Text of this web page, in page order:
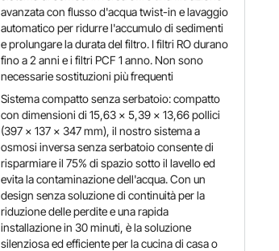
avanzata con flusso d'acqua twist-in e lavaggio
automatico per ridurre l'accumulo di sedimenti
e prolungare la durata del filtro. I filtri RO durano
fino a 2 anni e i filtri PCF 1 anno. Non sono
necessarie sostituzioni più frequenti
Sistema compatto senza serbatoio: compatto
con dimensioni di 15,63 x 5,39 x 13,66 pollici
(397 x 137 x 347 mm), il nostro sistema a
osmosi inversa senza serbatoio consente di
risparmiare il 75% di spazio sotto il lavello ed
evita la contaminazione dell'acqua. Con un
design senza soluzione di continuità per la
riduzione delle perdite e una rapida
installazione in 30 minuti, è la soluzione
silenziosa ed efficiente per la cucina di casa o